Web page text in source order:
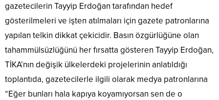
gazetecilerin Tayyip Erdoğan tarafından hedef
gösterilmeleri ve işten atılmaları için gazete patronlarına
yapılan telkin dikkat çekicidir. Basın özgürlüğüne olan
tahammülsüzlüğünü her fırsatta gösteren Tayyip Erdoğan,
TİKA’nın değişik ülkelerdeki projelerinin anlatıldığı
toplantıda, gazetecilerle ilgili olarak medya patronlarına
“Eğer bunları hala kapıya koyamıyorsan sen de o